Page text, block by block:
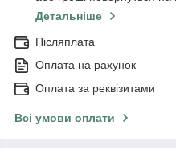
Детальніше
Післяплата
Оплата на рахунок
Оплата за реквізитами
Всі умови оплати